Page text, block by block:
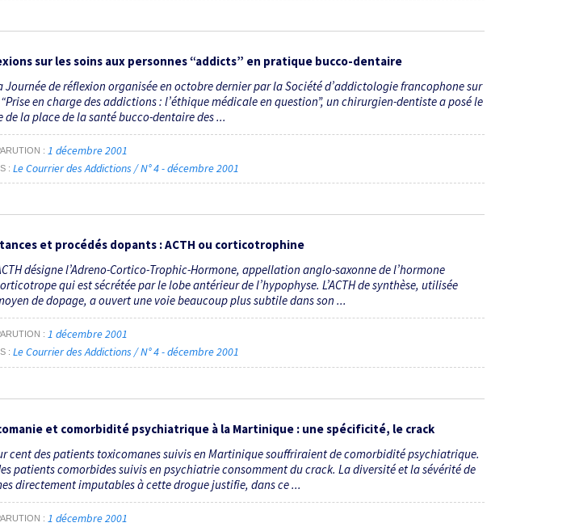
sur les soins aux personnes “addicts” en pratique bucco-dentaire
Journée de réflexion organisée en octobre dernier par la Société d’addictologie francophone sur
en charge des addictions : l’éthique médicale en question”, un chirurgien-dentiste a posé le
de la place de la santé bucco-dentaire des ...
1 décembre 2001
Le Courrier des Addictions / N° 4 - décembre 2001
et procédés dopants : ACTH ou corticotrophine
désigne l’Adreno-Cortico-Trophic-Hormone, appellation anglo-saxonne de l’hormone
qui est sécrétée par le lobe antérieur de l’hypophyse. L’ACTH de synthèse, utilisée
de dopage, a ouvert une voie beaucoup plus subtile dans son ...
1 décembre 2001
Le Courrier des Addictions / N° 4 - décembre 2001
et comorbidité psychiatrique à la Martinique : une spécificité, le crack
cent des patients toxicomanes suivis en Martinique souffriraient de comorbidité psychiatrique.
patients comorbides suivis en psychiatrie consomment du crack. La diversité et la sévérité de
directement imputables à cette drogue justifie, dans ce ...
1 décembre 2001